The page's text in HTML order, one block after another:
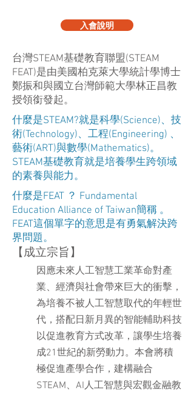
入會說明
台灣STEAM基礎教育聯盟(STEAM
FEAT)是由美國柏克萊大學統計學博士
鄭振和與國立台灣師範大學林正昌教
授領銜發起。
什麼是STEAM?就是科學(Science)、技
術(Technology)、工程(Engineering) 、
藝術(ART)與數學(Mathematics)。
STEAM基礎教育就是培養學生跨領域
的素養與能力。
【成立宗旨】
因應未來人工智慧工業革命對產
業、經濟與社會帶來巨大的衝擊，
為培養不被人工智慧取代的年輕世
代，搭配日新月異的智能輔助科技
以促進教育方式改革，讓學生培養
成21世紀的新勞動力。本會將積
極促進產學合作，建構融合
STEAM、AI人工智慧與宏觀金融教
什麼是FEAT ？ Fundamental
Education Alliance of Taiwan簡稱 。
FEAT這個單字的意思是有勇氣解決跨
界問題。